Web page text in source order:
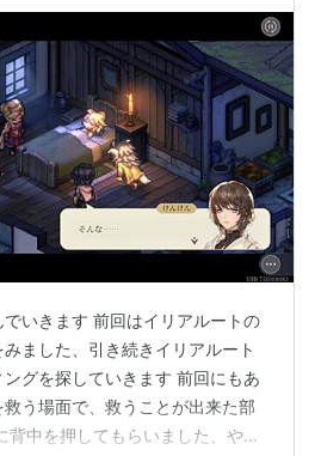
いきます 前回はイリアルートの
ました、引き続きイリアルート
グを探していきます 前回にもあ
う場面で、救うことが出来た部
背中を押してもらいました、やっ